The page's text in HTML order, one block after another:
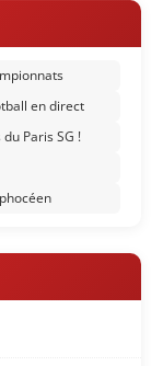
en direct
Paris SG !